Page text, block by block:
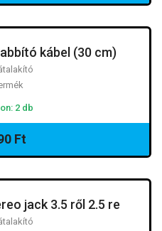
kábel (30 cm)
2 db
Ft
jack 3.5 ről 2.5 re